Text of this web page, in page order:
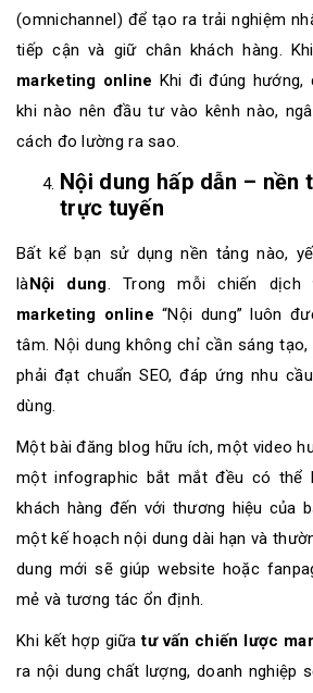
(omnichannel) để tạo ra trải nghiệm
tiếp cận và giữ chân khách hàng. Khi
marketing online Khi đi đúng hướng,
khi nào nên đầu tư vào kênh nào,
cách đo lường ra sao.
Nội dung hấp dẫn – nền
trực tuyến
Bất kể bạn sử dụng nền tảng nào,
làNội dung. Trong mỗi chiến dịch
marketing online“Nội dung” luôn
tâm. Nội dung không chỉ cần sáng
phải đạt chuẩn SEO, đáp ứng nhu
dùng.
Một bài đăng blog hữu ích, một video
một infographic bắt mắt đều có thể
khách hàng đến với thương hiệu của
một kế hoạch nội dung dài hạn và
dung mới sẽ giúp website hoặc
mẻ và tương tác ổn định.
Khi kết hợp giữa tư vấn chiến lược
ra nội dung chất lượng, doanh nghiệp